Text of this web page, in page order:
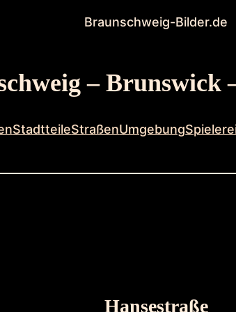
Braunschweig-Bilder.de
– Brunswick –
StadtteileStraßenUmgebung
Hansestraße